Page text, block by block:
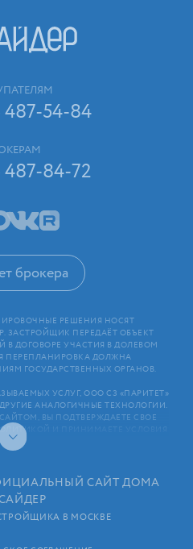
487-54-84
487-84-72
брокера
РЕШЕНИЯ НОСЯТ
ЗАСТРОЙЩИК ПЕРЕДАЁТ ОБЪЕКТ
ДОГОВОРЕ УЧАСТИЯ В ДОЛЕВОМ
ПЕРЕПЛАНИРОВКА ДОЛЖНА
ГОСУДАРСТВЕННЫХ ОРГАНОВ.
УСЛУГ, ООО СЗ «ПАРИТЕТ»
АНАЛОГИЧНЫЕ ТЕХНОЛОГИИ.
ВЫ ПОДТВЕРЖДАЕТЕ СВОЕ
И ПРИНИМАЕТЕ УСЛОВИЯ
ЛЮБАЯ ИНФОРМАЦИЯ,
ИНФОРМАЦИОННЫЙ ХАРАКТЕР
РАЗМЕЩЕНИЕ ПРОЕКТНЫХ
ДОКУМЕНТОВ)
3.1. ФЕДЕРАЛЬНОГО ЗАКОНА
В ДОЛЕВОМ СТРОИТЕЛЬСТВЕ
САЙТ ДОМА
В МОСКВЕ